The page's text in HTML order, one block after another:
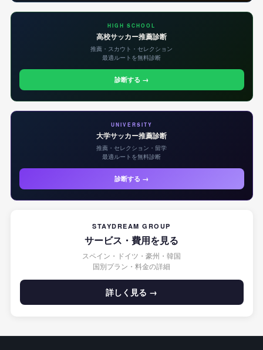
HIGH SCHOOL
高校サッカー推薦診断
推薦・スカウト・セレクション
最適ルートを無料診断
診断する →
UNIVERSITY
大学サッカー推薦診断
推薦・セレクション・留学
最適ルートを無料診断
診断する →
STAYDREAM GROUP
サービス・費用を見る
スペイン・ドイツ・豪州・韓国
国別プラン・料金の詳細
詳しく見る →